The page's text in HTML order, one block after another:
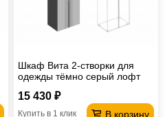
Шкаф Вита 2-створки для
одежды тёмно серый лофт
15 430 ₽
В корзину
Купить в 1 клик